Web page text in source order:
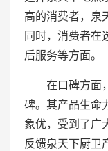
高的消费者，泉
同时，消费者在
后服务等方面。
在口碑方面
碑。其产品生命
象优，受到了广
反馈泉天下厨卫